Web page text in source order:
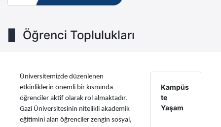
Öğrenci Toplulukları
Üniversitemizde düzenlenen
etkinliklerin önemli bir kısmında
öğrenciler aktif olarak rol almaktadır.
Gazi Üniversitesinin nitelikli akademik
eğitimini alan öğrenciler zengin sosyal,
Kampüs
te
Yaşam